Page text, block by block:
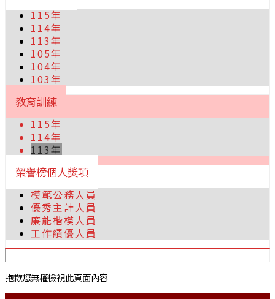
115年
114年
113年
105年
104年
103年
教育訓練
115年
114年
113年
榮譽榜個人獎項
模範公務人員
優秀主計人員
廉能楷模人員
工作績優人員
抱歉您無權檢視此頁面內容